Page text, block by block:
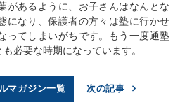
があるように、お子さんはなんとな
になり、保護者の方々は塾に行かせ
ってしまいがちです。もう一度通塾
必要な時期になっています。
マガジン一覧 次の記事